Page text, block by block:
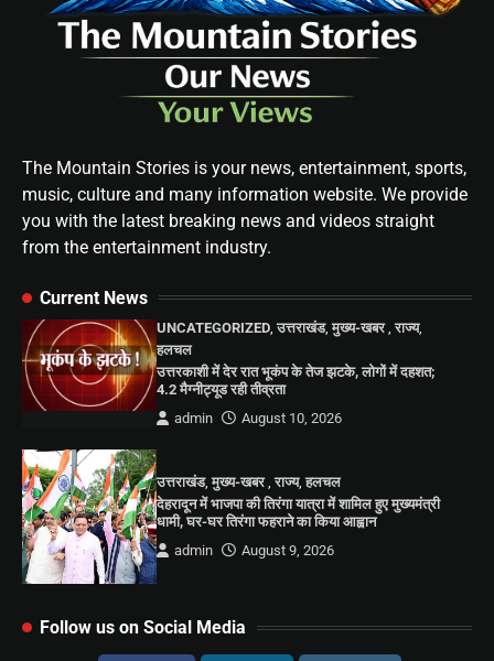
The Mountain Stories is your news, entertainment, sports,
music, culture and many information website. We provide
you with the latest breaking news and videos straight
from the entertainment industry.
Current News
UNCATEGORIZED ,उत्तराखंड,मुख्य-खबर ,राज्य,
हलचल
उत्तरकाशी में देर रात भूकंप के तेज झटके, लोगों में दहशत;
4.2 मैग्नीट्यूड रही तीव्रता
admin
August 10, 2026
उत्तराखंड,मुख्य-खबर ,राज्य,हलचल
देहरादून में भाजपा की तिरंगा यात्रा में शामिल हुए मुख्यमंत्री
धामी, घर-घर तिरंगा फहराने का किया आह्वान
admin
August 9, 2026
Follow us on Social Media